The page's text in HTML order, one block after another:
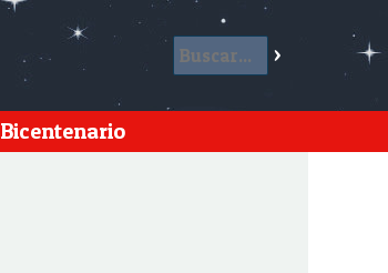
Bicentenario